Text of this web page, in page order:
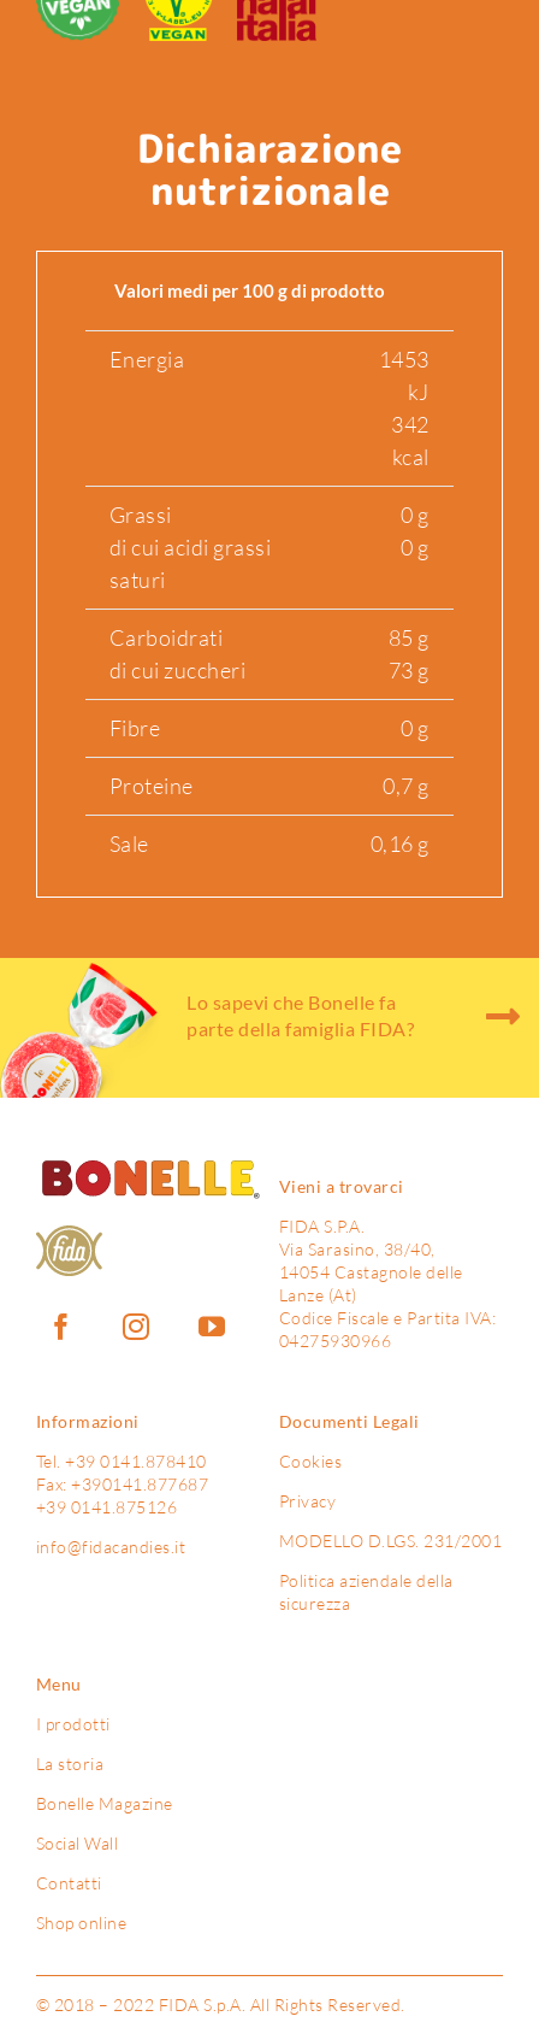
Dichiarazione
nutrizionale
Valori medi per 100 g di prodotto
Energia
1453
kJ
342
kcal
Grassi
di cui acidi grassi
saturi
0 g
0 g
Carboidrati
di cui zuccheri
85 g
73 g
Fibre 0 g
Proteine 0,7 g
Sale 0,16 g
Lo sapevi che Bonelle fa
parte della famiglia FIDA?
Vieni a trovarci
FIDA S.P.A.
Via Sarasino, 38/40,
14054 Castagnole delle
Lanze (At)
Codice Fiscale e Partita IVA:
04275930966
Informazioni
Tel. +39 0141.878410
Fax: +390141.877687
+39 0141.875126
info@fidacandies.it
Documenti Legali
Cookies
Privacy
MODELLO D.LGS. 231/2001
Politica aziendale della
sicurezza
Menu
I prodotti
La storia
Bonelle Magazine
Social Wall
Contatti
Shop online
© 2018 – 2022 FIDA S.p.A. All Rights Reserved.